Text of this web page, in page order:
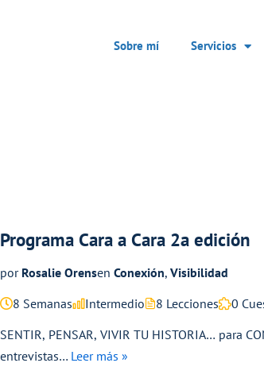
Sobre mí Servicios
Programa Cara a Cara 2a edición
por Rosalie Orensen Conexión,Visibilidad
8 Semanas
Intermedio 8 Lecciones 0
SENTIR, PENSAR, VIVIR TU HISTORIA… para
entrevistas… Leer más »